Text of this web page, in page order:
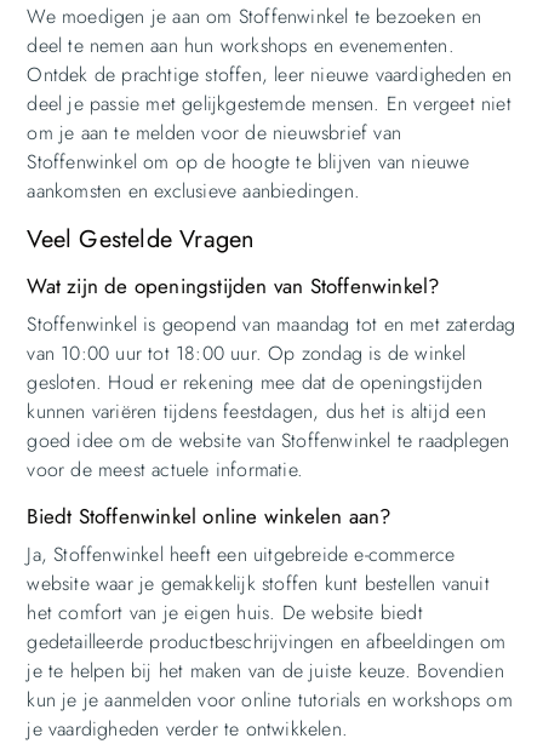
We moedigen je aan om Stoffenwinkel te bezoeken en
deel te nemen aan hun workshops en evenementen.
Ontdek de prachtige stoffen, leer nieuwe vaardigheden en
deel je passie met gelijkgestemde mensen. En vergeet niet
om je aan te melden voor de nieuwsbrief van
Stoffenwinkel om op de hoogte te blijven van nieuwe
aankomsten en exclusieve aanbiedingen.
Veel Gestelde Vragen
Wat zijn de openingstijden van Stoffenwinkel?
Stoffenwinkel is geopend van maandag tot en met zaterdag
van 10:00 uur tot 18:00 uur. Op zondag is de winkel
gesloten. Houd er rekening mee dat de openingstijden
kunnen variëren tijdens feestdagen, dus het is altijd een
goed idee om de website van Stoffenwinkel te raadplegen
voor de meest actuele informatie.
Biedt Stoffenwinkel online winkelen aan?
Ja, Stoffenwinkel heeft een uitgebreide e-commerce
website waar je gemakkelijk stoffen kunt bestellen vanuit
het comfort van je eigen huis. De website biedt
gedetailleerde productbeschrijvingen en afbeeldingen om
je te helpen bij het maken van de juiste keuze. Bovendien
kun je je aanmelden voor online tutorials en workshops om
je vaardigheden verder te ontwikkelen.